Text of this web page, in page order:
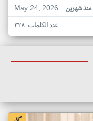
May 24, 2026
منذ شهرين
عدد الكلمات: ٣٢٨